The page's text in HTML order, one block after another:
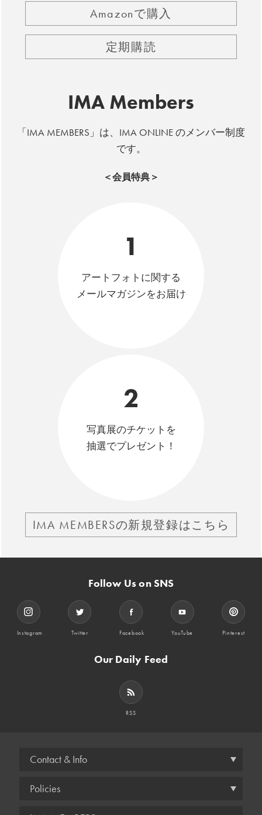
Amazonで購入
定期購読
IMA Members
「IMA MEMBERS」は、IMA ONLINE のメンバー制度
です。
＜会員特典＞
1
アートフォトに関する
メールマガジンをお届け
2
写真展のチケットを
抽選でプレゼント！
IMA MEMBERSの新規登録はこちら
Follow Us on SNS
Instagram Twitter Facebook YouTube Pinterest
Our Daily Feed
RSS
Contact & Info
Policies